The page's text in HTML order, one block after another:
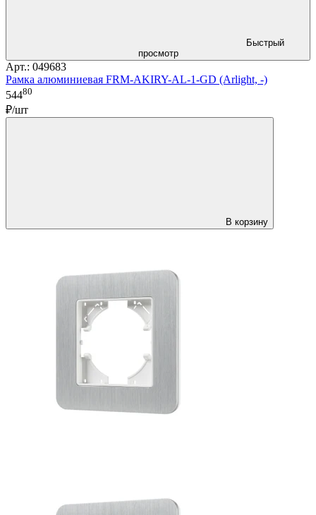
Быстрый
просмотр
Арт.: 049683
Рамка алюминиевая FRM-AKIRY-AL-1-GD (Arlight, -)
54480
₽/шт
В корзину